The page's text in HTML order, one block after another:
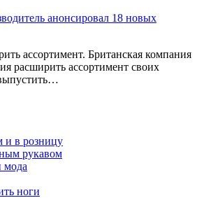
анонсировал 18 новых
ассортимент. Британская компания
расширить ассортимент своих
и в розницу
рукавом
мода
ноги